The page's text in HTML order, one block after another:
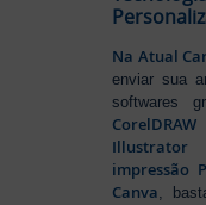
Na Atual
enviar sua
softwares
Illustrator
impressão
Canva,